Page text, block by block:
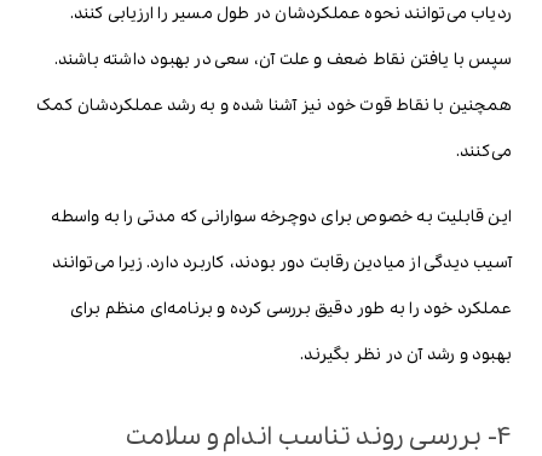
ردیاب می‌توانند نحوه عملکردشان در طول مسیر را ارزیابی کنند.
سپس با یافتن نقاط ضعف و علت آن، سعی در بهبود داشته باشند.
همچنین با نقاط قوت خود نیز آشنا شده و به رشد عملکردشان کمک
می‌کنند.
این قابلیت به خصوص برای دوچرخه سوارانی که مدتی را به واسطه
آسیب دیدگی از میادین رقابت دور بودند، کاربرد دارد. زیرا می‌توانند
عملکرد خود را به طور دقیق بررسی کرده و برنامه‌ای منظم برای
بهبود و رشد آن در نظر بگیرند.
4- بررسی روند تناسب اندام و سلامت